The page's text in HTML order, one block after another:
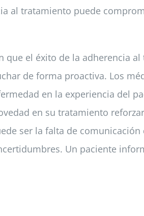
al tratamiento puede
que el éxito de la adherencia
de forma proactiva. Los
en la experiencia del
en su tratamiento
ser la falta de
Un paciente